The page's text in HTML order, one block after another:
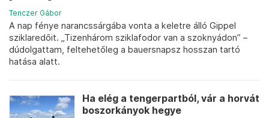
Tenczer Gábor
A nap fénye narancssárgába vonta a keletre álló Gippel
sziklaredőit. „Tizenhárom sziklafodor van a szoknyádon” –
dúdolgattam, feltehetőleg a bauersnapsz hosszan tartó
hatása alatt.
Ha elég a tengerpartból, vár a horvát
boszorkányok hegye